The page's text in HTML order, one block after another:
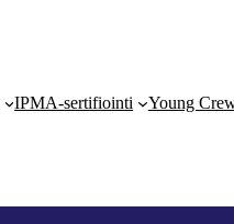
IPMA-sertifiointi Young